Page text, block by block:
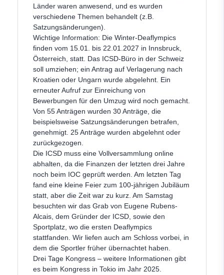
Länder waren anwesend, und es wurden
verschiedene Themen behandelt (z.B.
Satzungsänderungen).
Wichtige Information: Die Winter-Deaflympics
finden vom 15.01. bis 22.01.2027 in Innsbruck,
Österreich, statt. Das ICSD-Büro in der Schweiz
soll umziehen; ein Antrag auf Verlagerung nach
Kroatien oder Ungarn wurde abgelehnt. Ein
erneuter Aufruf zur Einreichung von
Bewerbungen für den Umzug wird noch gemacht.
Von 55 Anträgen wurden 30 Anträge, die
beispielsweise Satzungsänderungen betrafen,
genehmigt. 25 Anträge wurden abgelehnt oder
zurückgezogen.
Die ICSD muss eine Vollversammlung online
abhalten, da die Finanzen der letzten drei Jahre
noch beim IOC geprüft werden. Am letzten Tag
fand eine kleine Feier zum 100-jährigen Jubiläum
statt, aber die Zeit war zu kurz. Am Samstag
besuchten wir das Grab von Eugene Rubens-
Alcais, dem Gründer der ICSD, sowie den
Sportplatz, wo die ersten Deaflympics
stattfanden. Wir liefen auch am Schloss vorbei, in
dem die Sportler früher übernachtet haben.
Drei Tage Kongress – weitere Informationen gibt
es beim Kongress in Tokio im Jahr 2025.